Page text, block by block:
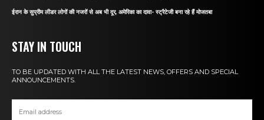
ईरान के सुप्रीम लीडर लोगों की नजरों से अब भी दूर, अमेरिका का दावा- स्ट्रैटेजी बना रहे हैं मोजतबा
STAY IN TOUCH
TO BE UPDATED WITH ALL THE LATEST NEWS, OFFERS AND SPECIAL
ANNOUNCEMENTS.